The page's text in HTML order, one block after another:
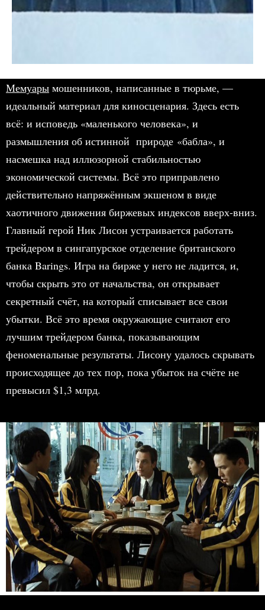
Мемуары мошенников, написанные в тюрьме, —
идеальный материал для киносценария. Здесь есть
всё: и исповедь «маленького человека», и
размышления об истинной природе «бабла», и
насмешка над иллюзорной стабильностью
экономической системы. Всё это приправлено
действительно напряжённым экшеном в виде
хаотичного движения биржевых индексов вверх-вниз.
Главный герой Ник Лисон устраивается работать
трейдером в сингапурское отделение британского
банка Barings. Игра на бирже у него не ладится, и,
чтобы скрыть это от начальства, он открывает
секретный счёт, на который списывает все свои
убытки. Всё это время окружающие считают его
лучшим трейдером банка, показывающим
феноменальные результаты. Лисону удалось скрывать
происходящее до тех пор, пока убыток на счёте не
превысил $1,3 млрд.